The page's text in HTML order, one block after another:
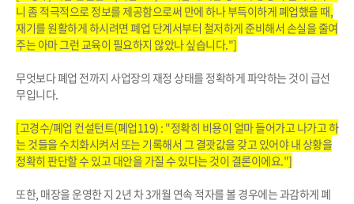
니 좀 적극적으로 정보를 제공함으로써 만에 하나 부득이하게 폐업했을 때,
재기를 원활하게 하시려면 폐업 단계서부터 철저하게 준비해서 손실을 줄여
주는 아마 그런 교육이 필요하지 않았나 싶습니다."]
무엇보다 폐업 전까지 사업장의 재정 상태를 정확하게 파악하는 것이 급선
무입니다.
[고경수/폐업 컨설턴트(폐업119) : "정확히 비용이 얼마 들어가고 나가고 하
는 것들을 수치화시켜서 또는 기록해서 그 결괏값을 갖고 있어야 내 상황을
정확히 판단할 수 있고 대안을 가질 수 있다는 것이 결론이에요."]
또한, 매장을 운영한 지 2년 차 3개월 연속 적자를 볼 경우에는 과감하게 폐